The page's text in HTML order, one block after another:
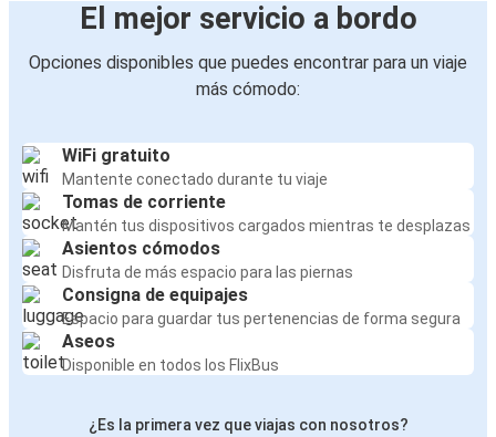
El mejor servicio a bordo
Opciones disponibles que puedes encontrar para un viaje
más cómodo:
WiFi gratuito
Mantente conectado durante tu viaje
Tomas de corriente
Mantén tus dispositivos cargados mientras te desplazas
Asientos cómodos
Disfruta de más espacio para las piernas
Consigna de equipajes
Espacio para guardar tus pertenencias de forma segura
Aseos
Disponible en todos los FlixBus
¿Es la primera vez que viajas con nosotros?